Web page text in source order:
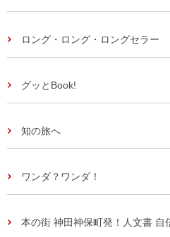
ロング・ロング・ロングセラー
グッとBook!
知の旅へ
ワンダ？ワンダ！
本の街 神田神保町発！人文書 自